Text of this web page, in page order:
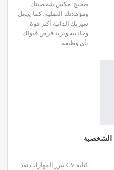
صحيح يعكس شخصيتك
ومؤهلاتك العملية، كما يجعل
سيرتك الذاتية أكثر قوة
وجاذبية ويزيد فرص قبولك
بأي وظيفة
كتابة CV يبرز المهارات تعد